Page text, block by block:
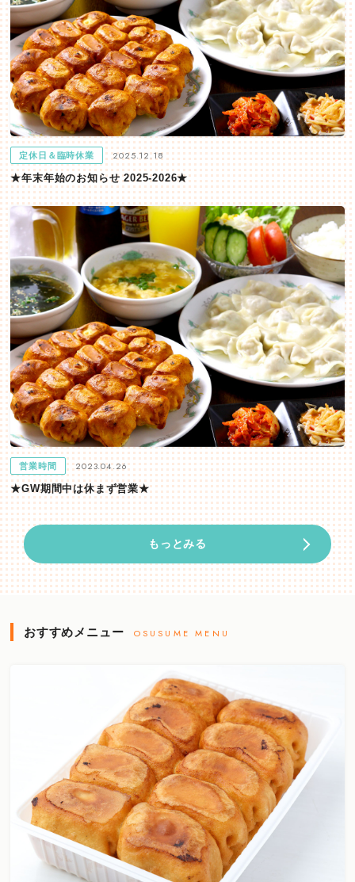
定休日＆臨時休業 2025.12.18
★年末年始のお知らせ 2025-2026★
営業時間 2023.04.26
★GW期間中は休まず営業★
もっとみる
おすすめメニュー OSUSUME MENU